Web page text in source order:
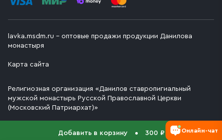
Добавить в корзину 300 ₽
lavka.msdm.ru – оптовые продажи продукции Данилова
монастыря
Карта сайта
Религиозная организация «Данилов ставропигиальный
мужской монастырь Русской Православной Церкви
(Московский Патриархат)»
Онлайн-чат